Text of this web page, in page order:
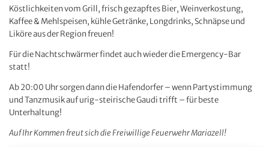
Köstlichkeiten vom Grill, frisch gezapftes Bier, Weinverkostung,
Kaffee & Mehlspeisen, kühle Getränke, Longdrinks, Schnäpse und
Liköre aus der Region freuen!
Für die Nachtschwärmer findet auch wieder die Emergency-Bar
statt!
Ab 20:00 Uhr sorgen dann die Hafendorfer – wenn Partystimmung
und Tanzmusik auf urig-steirische Gaudi trifft – für beste
Unterhaltung!
Auf Ihr Kommen freut sich die Freiwillige Feuerwehr Mariazell!